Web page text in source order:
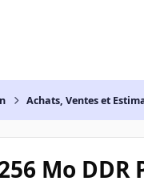
Achats, Ventes et
Mo DDR